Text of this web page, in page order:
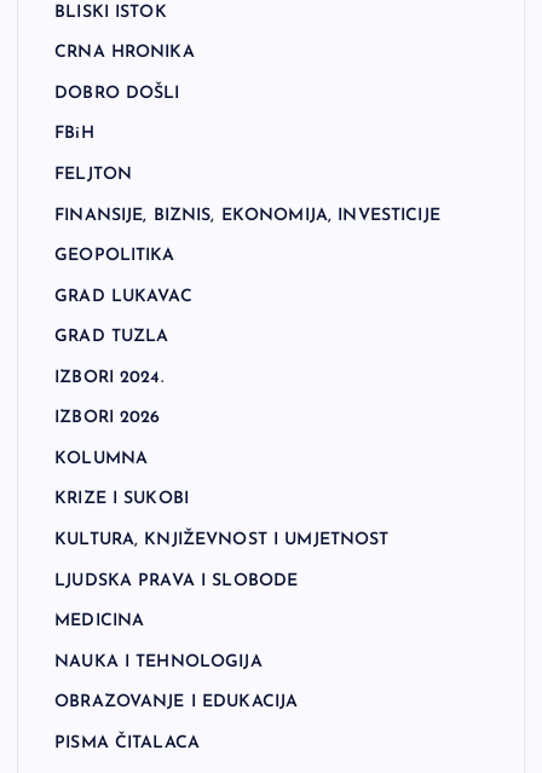
BLISKI ISTOK
CRNA HRONIKA
DOBRO DOŠLI
FBiH
FELJTON
FINANSIJE, BIZNIS, EKONOMIJA, INVESTICIJE
GEOPOLITIKA
GRAD LUKAVAC
GRAD TUZLA
IZBORI 2024.
IZBORI 2026
KOLUMNA
KRIZE I SUKOBI
KULTURA, KNJIŽEVNOST I UMJETNOST
LJUDSKA PRAVA I SLOBODE
MEDICINA
NAUKA I TEHNOLOGIJA
OBRAZOVANJE I EDUKACIJA
PISMA ČITALACA